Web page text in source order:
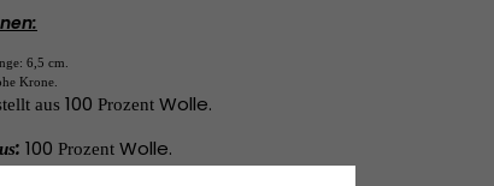
6,5 cm.
Krone.
aus 100 Prozent Wolle.
: 100 Prozent Wolle.